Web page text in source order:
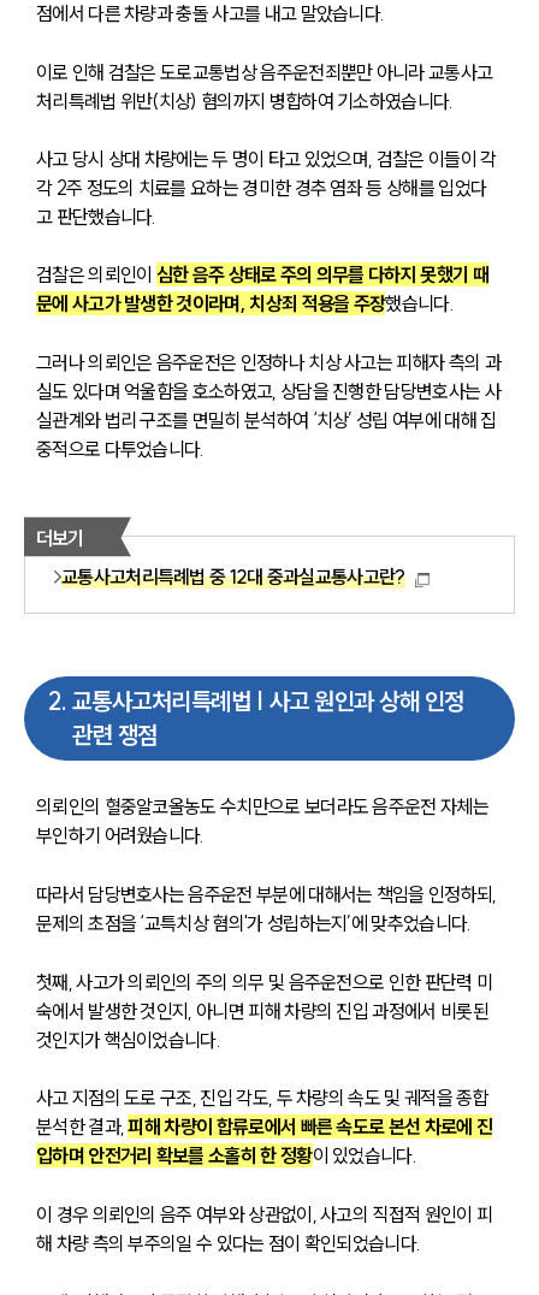
점에서 다른 차량과 충돌 사고를 내고 말았습니다.
이로 인해 검찰은 도로교통법상 음주운전죄뿐만 아니라 교통사고
처리특례법 위반(치상) 혐의까지 병합하여 기소하였습니다.
사고 당시 상대 차량에는 두 명이 타고 있었으며, 검찰은 이들이 각
각 2주 정도의 치료를 요하는 경미한 경추 염좌 등 상해를 입었다
고 판단했습니다.
검찰은 의뢰인이 심한 음주 상태로 주의 의무를 다하지 못했기 때
문에 사고가 발생한 것이라며, 치상죄 적용을 주장했습니다.
그러나 의뢰인은 음주운전은 인정하나 치상 사고는 피해자 측의 과
실도 있다며 억울함을 호소하였고, 상담을 진행한 담당변호사는 사
실관계와 법리 구조를 면밀히 분석하여 ‘치상’ 성립 여부에 대해 집
중적으로 다투었습니다.
더보기
교통사고처리특례법 중 12대 중과실교통사고란?
2. 교통사고처리특례법 | 사고 원인과 상해 인정
관련 쟁점
의뢰인의 혈중알코올농도 수치만으로 보더라도 음주운전 자체는
부인하기 어려웠습니다.
따라서 담당변호사는 음주운전 부분에 대해서는 책임을 인정하되,
문제의 초점을 ‘교특치상 혐의'가 성립하는지’에 맞추었습니다.
첫째, 사고가 의뢰인의 주의 의무 및 음주운전으로 인한 판단력 미
숙에서 발생한 것인지, 아니면 피해 차량의 진입 과정에서 비롯된
것인지가 핵심이었습니다.
사고 지점의 도로 구조, 진입 각도, 두 차량의 속도 및 궤적을 종합
분석한 결과, 피해 차량이 합류로에서 빠른 속도로 본선 차로에 진
입하며 안전거리 확보를 소홀히 한 정황이 있었습니다.
이 경우 의뢰인의 음주 여부와 상관없이, 사고의 직접적 원인이 피
해 차량 측의 부주의일 수 있다는 점이 확인되었습니다.